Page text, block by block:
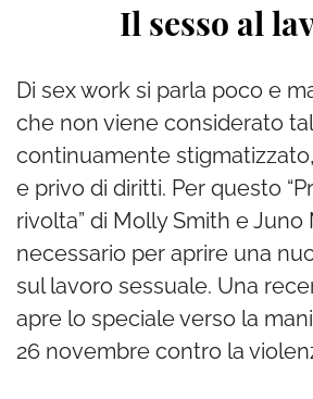
Il sesso al
Di sex work si parla poco e
che non viene considerato
continuamente
e privo di diritti. Per questo
rivolta” di Molly Smith e
necessario per aprire una
sul lavoro sessuale. Una
apre lo speciale verso la
26 novembre contro la